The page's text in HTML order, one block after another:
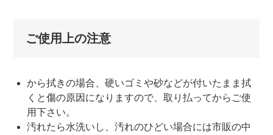
ご使用上の注意
から拭きの場合、硬いゴミや砂などが付いたまま拭
くと傷の原因になりますので、取り払ってからご使
用下さい。
汚れたら水洗いし、汚れのひどい場合には市販の中